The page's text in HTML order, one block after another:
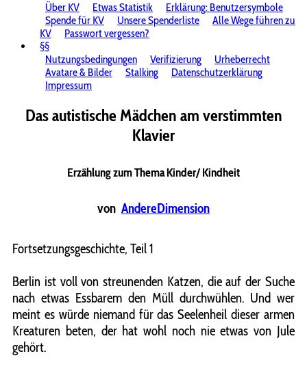
Über KV
Etwas Statistik
Erklärung: Benutzersymbole
Spende für KV
Unsere Spenderliste
Alle Wege führen zu
KV
Passwort vergessen?
§§
Nutzungsbedingungen
Verifizierung
Urheberrecht
Avatare & Bilder
Stalking
Datenschutzerklärung
Impressum
Das autistische Mädchen am verstimmten
Klavier
Erzählung zum Thema Kinder/ Kindheit
von AndereDimension
Fortsetzungsgeschichte, Teil 1
Berlin ist voll von streunenden Katzen, die auf der Suche
nach etwas Essbarem den Müll durchwühlen. Und wer
meint es würde niemand für das Seelenheil dieser armen
Kreaturen beten, der hat wohl noch nie etwas von Jule
gehört.